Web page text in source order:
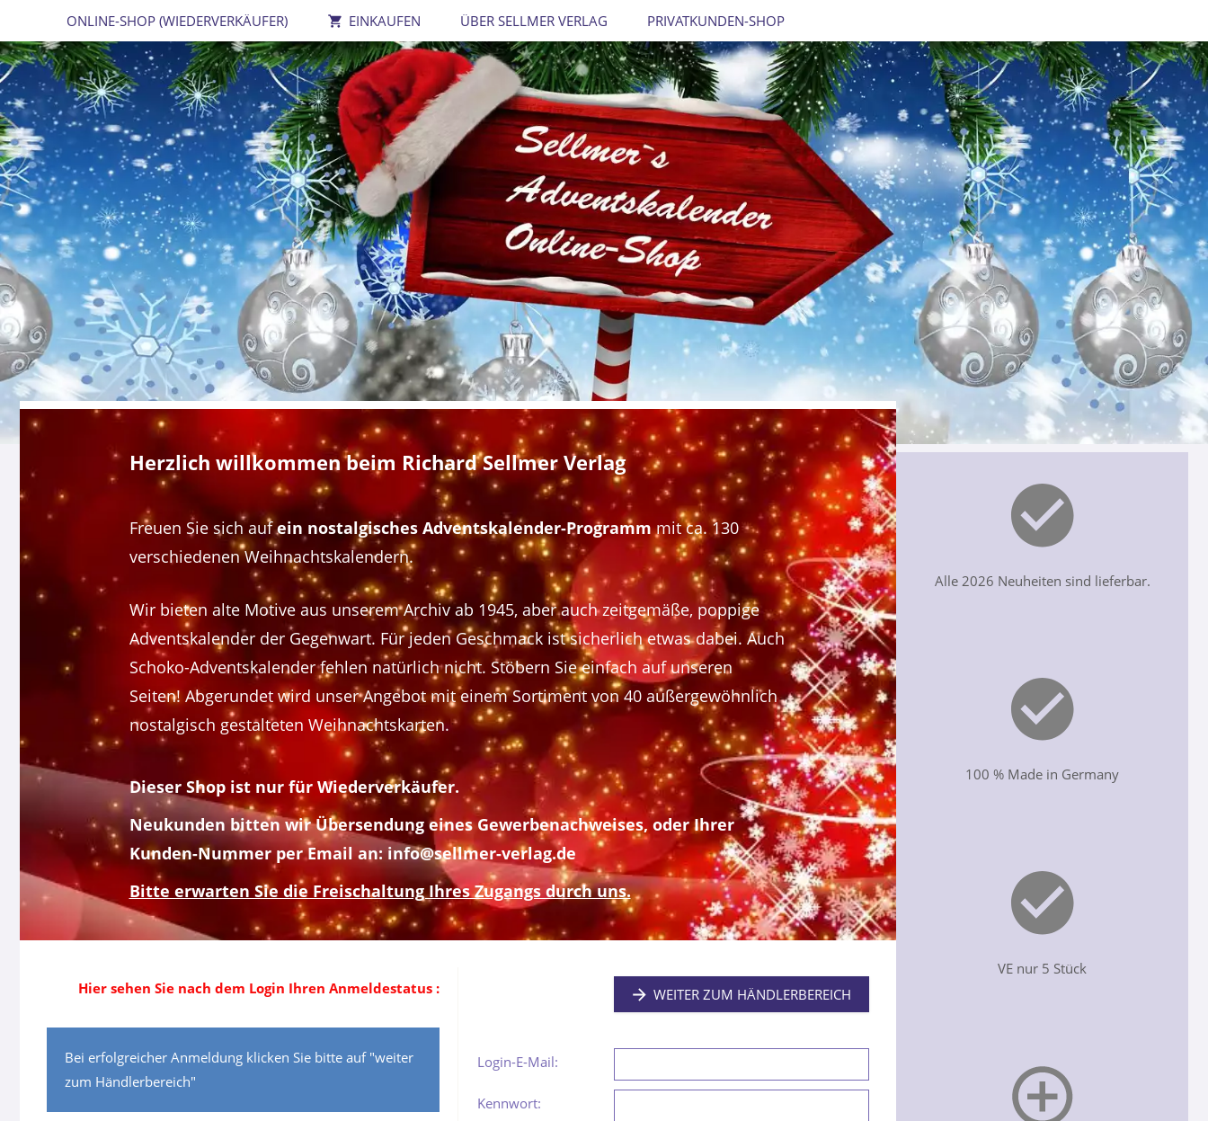
ONLINE-SHOP (WIEDERVERKÄUFER) EINKAUFEN ÜBER SELLMER VERLAG PRIVATKUNDEN-SHOP
Herzlich willkommen beim Richard Sellmer Verlag
Freuen Sie sich aufein nostalgisches Adventskalender-Programmmit ca. 130
verschiedenen Weihnachtskalendern.
Wir bieten alte Motive aus unserem Archiv ab 1945, aber auch zeitgemäße, poppige
Adventskalender der Gegenwart. Für jeden Geschmack ist sicherlich etwas dabei. Auch
Schoko-Adventskalender fehlen natürlich nicht. Stöbern Sie einfach auf unseren
Seiten! Abgerundet wird unser Angebot mit einem Sortiment von 40 außergewöhnlich
nostalgisch gestalteten Weihnachtskarten.
Dieser Shop ist nur für Wiederverkäufer.
Neukunden bitten wir Übersendung eines Gewerbenachweises, oder Ihrer
Kunden-Nummer per Email an: info@sellmer-verlag.de
Bitte erwarten Sie die Freischaltung Ihres Zugangs durch uns.
Hier sehen Sie nach dem Login Ihren Anmeldestatus :
Bei erfolgreicher Anmeldung klicken Sie bitte auf "weiter
zum Händlerbereich"
WEITER ZUM HÄNDLERBEREICH
Login-E-Mail:
Kennwort:
Alle 2026 Neuheiten sind lieferbar.
100 % Made in Germany
VE nur 5 Stück